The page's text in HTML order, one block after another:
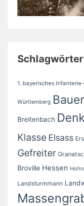
Schlagwörter
1. bayerisches
Württemberg
Breitenbach
Klasse Elsass
Gefreiter
Broville Hessen
Landsturmmann